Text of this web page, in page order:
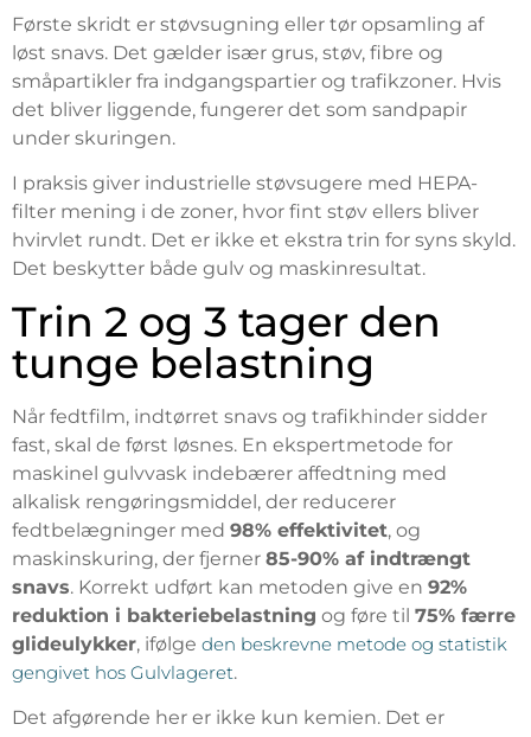
Første skridt er støvsugning eller tør opsamling af
løst snavs. Det gælder især grus, støv, fibre og
småpartikler fra indgangspartier og trafikzoner. Hvis
det bliver liggende, fungerer det som sandpapir
under skuringen.
I praksis giver industrielle støvsugere med HEPA-
filter mening i de zoner, hvor fint støv ellers bliver
hvirvlet rundt. Det er ikke et ekstra trin for syns skyld.
Det beskytter både gulv og maskinresultat.
Trin 2 og 3 tager den
tunge belastning
Når fedtfilm, indtørret snavs og trafikhinder sidder
fast, skal de først løsnes. En ekspertmetode for
maskinel gulvvask indebærer affedtning med
alkalisk rengøringsmiddel, der reducerer
fedtbelægninger med 98% effektivitet, og
maskinskuring, der fjerner 85-90% af indtrængt
snavs. Korrekt udført kan metoden give en 92%
reduktion i bakteriebelastning og føre til 75% færre
glideulykker, ifølge den beskrevne metode og statistik
gengivet hos Gulvlageret.
Det afgørende her er ikke kun kemien. Det er